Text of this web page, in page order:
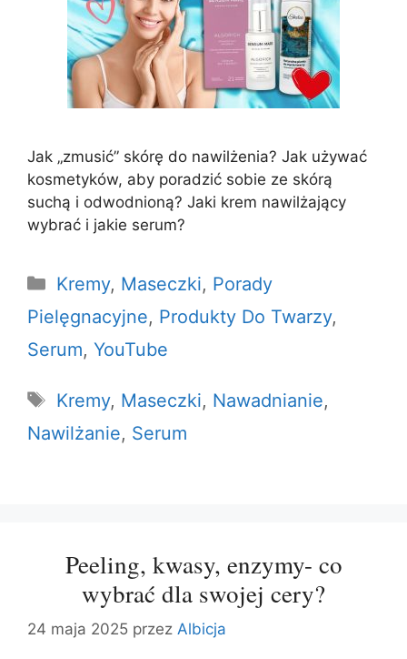
Jak „zmusić” skórę do nawilżenia? Jak używać
kosmetyków, aby poradzić sobie ze skórą
suchą i odwodnioną? Jaki krem nawilżający
wybrać i jakie serum?
Kategorie
Kremy, Maseczki, Porady
Pielęgnacyjne, Produkty Do Twarzy,
Serum, YouTube
Tagi
Kremy, Maseczki, Nawadnianie,
Nawilżanie, Serum
Peeling, kwasy, enzymy- co
wybrać dla swojej cery?
24 maja 2025 przez Albicja